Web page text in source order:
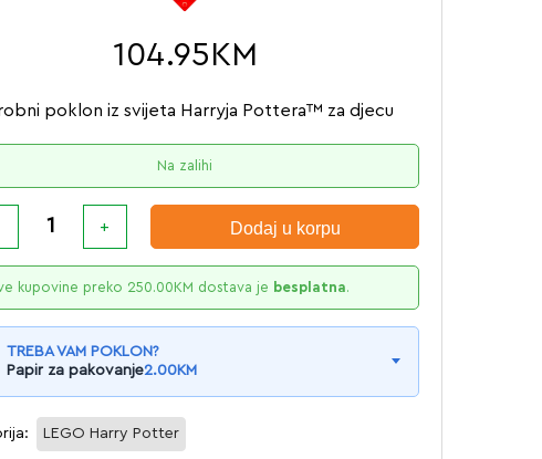
104.95 KM
poklon iz svijeta Harryja Pottera™ za djecu
Na zalihi
Dodaj u korpu
kupovine preko 250.00KM dostava je besplatna.
TREBA VAM POKLON?
Papir za pakovanje2.00KM
LEGO Harry Potter